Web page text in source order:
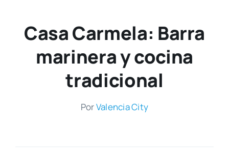
Casa Carmela: Barra
marinera y cocina
tradicional
PorValen­cia City